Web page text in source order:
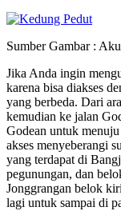
Sumber Gambar :
Jika Anda ingin
karena bisa diakses
yang berbeda. Dari
kemudian ke jalan
Godean untuk
akses menyeberangi
yang terdapat di
pegunungan, dan
Jonggrangan belok
lagi untuk sampai di